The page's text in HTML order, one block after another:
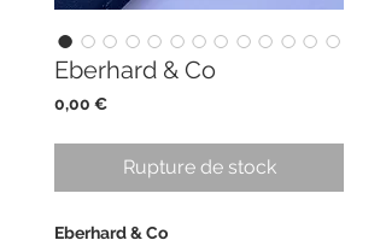
Eberhard & Co
0,00 €Prix
Rupture de stock
Eberhard & Co